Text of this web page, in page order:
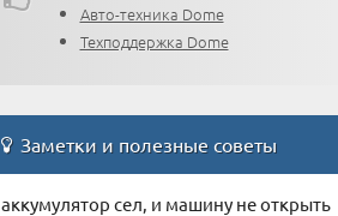
Авто-техника Dome
Техподдержка Dome
Заметки и полезные советы
аккумулятор сел, и машину не открыть